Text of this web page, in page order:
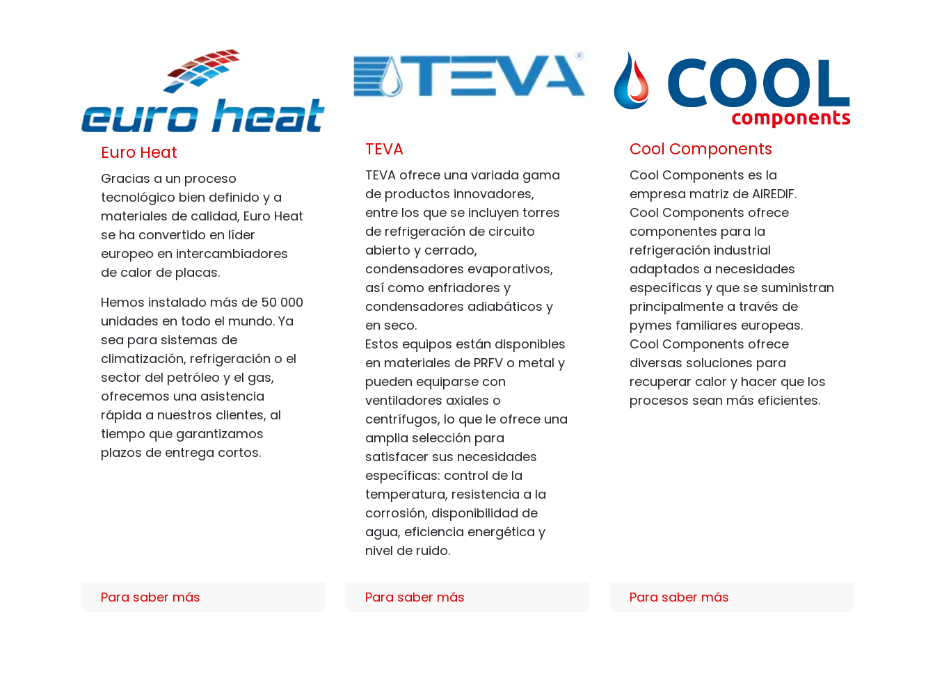
Euro Heat
Gracias a un proceso
tecnológico bien definido y a
materiales de calidad, Euro Heat
se ha convertido en líder
europeo en intercambiadores
de calor de placas.
Hemos instalado más de 50 000
unidades en todo el mundo. Ya
sea para sistemas de
climatización, refrigeración o el
sector del petróleo y el gas,
ofrecemos una asistencia
rápida a nuestros clientes, al
tiempo que garantizamos
plazos de entrega cortos.
Para saber más
TEVA
TEVA ofrece una variada gama
de productos innovadores,
entre los que se incluyen torres
de refrigeración de circuito
abierto y cerrado,
condensadores evaporativos,
así como enfriadores y
condensadores adiabáticos y
en seco.
Estos equipos están disponibles
en materiales de PRFV o metal y
pueden equiparse con
ventiladores axiales o
centrífugos, lo que le ofrece una
amplia selección para
satisfacer sus necesidades
específicas: control de la
temperatura, resistencia a la
corrosión, disponibilidad de
agua, eficiencia energética y
nivel de ruido.
Para saber más
Cool Components
Cool Components es la
empresa matriz de AIREDIF.
Cool Components ofrece
componentes para la
refrigeración industrial
adaptados a necesidades
específicas y que se suministran
principalmente a través de
pymes familiares europeas.
Cool Components ofrece
diversas soluciones para
recuperar calor y hacer que los
procesos sean más eficientes.
Para saber más